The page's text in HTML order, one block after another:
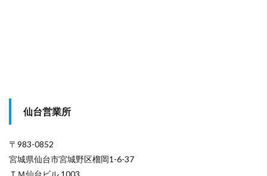
仙台営業所
〒983-0852
宮城県仙台市宮城野区榴岡1-6-37
ＴＭ仙台ビル 1003